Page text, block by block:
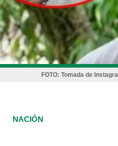
FOTO: Tomada de
NACIÓN